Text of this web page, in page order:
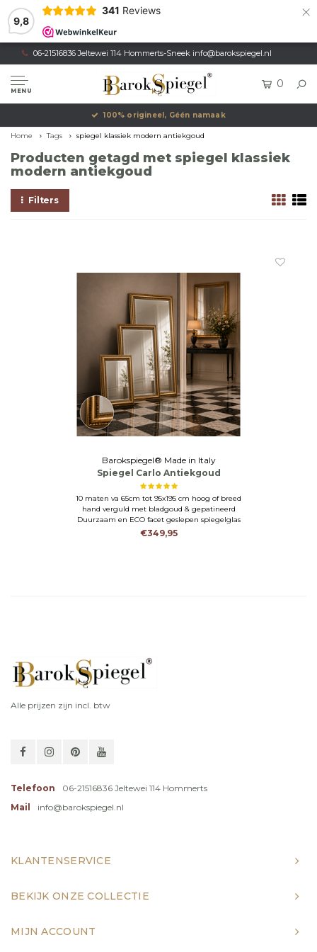
9,8
341 Reviews ×
06-21516836 Jeltewei 114 Hommerts-Sneek info@barokspiegel.nl
MENU
0
100% origineel, Géén namaak
Home Tags spiegel klassiek modern antiekgoud
Producten getagd met spiegel klassiek
modern antiekgoud
Filters
Barokspiegel® Made in Italy
Spiegel Carlo Antiekgoud
10 maten va 65cm tot 95x195 cm hoog of breed
hand verguld met bladgoud & gepatineerd
Duurzaam en ECO facet geslepen spiegelglas
€349,95
Alle prijzen zijn incl. btw
Telefoon
06-21516836 Jeltewei 114 Hommerts
Mail
info@barokspiegel.nl
KLANTENSERVICE
BEKIJK ONZE COLLECTIE
MIJN ACCOUNT